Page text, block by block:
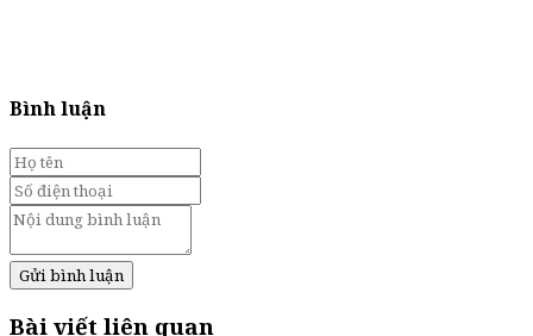
Bình luận
Gửi bình luận
Bài viết liên quan